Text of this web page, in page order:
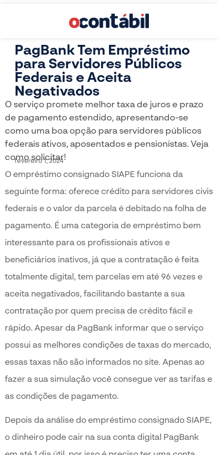
PagBank Tem Empréstimo
para Servidores Públicos
Federais e Aceita
Negativados
O serviço promete melhor taxa de juros e prazo
de pagamento estendido, apresentando-se
como uma boa opção para servidores públicos
federais ativos, aposentados e pensionistas. Veja
como solicitar!
fevereiro 1, 2024
O empréstimo consignado SIAPE funciona da
seguinte forma: oferece crédito para servidores civis
federais e o valor da parcela é debitado na folha de
pagamento. É uma categoria de empréstimo bem
interessante para os profissionais ativos e
beneficiários inativos, já que a contratação é feita
totalmente digital, tem parcelas em até 96 vezes e
aceita negativados, facilitando bastante a sua
contratação por quem precisa de crédito fácil e
rápido. Apesar da PagBank informar que o serviço
possui as melhores condições de taxas do mercado,
essas taxas não são informados no site. Apenas ao
fazer a sua simulação você consegue ver as tarifas e
as condições de pagamento.
Depois da análise do empréstimo consignado SIAPE,
o dinheiro pode cair na sua conta digital PagBank